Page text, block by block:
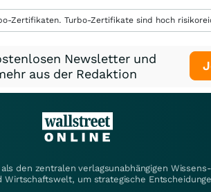
Zertifikaten. Turbo-Zertifikate sind hoch
Newsletter und
aus der Redaktion
den zentralen verlagsunabhängigen
Wirtschaftswelt, um strategische